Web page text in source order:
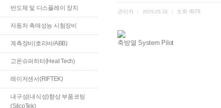
반도체 및 디스플레이 장치
자동차 촉매성능 시험장비
계측장비(호리바/ABB)
고온슈퍼히터(Heat Tech)
레이저센서(RIFTEK)
내구성(내식성)향상 부품코팅
(SilcoTek)
관리자 2005.05.23 조회 4979
축방열 System Pilot